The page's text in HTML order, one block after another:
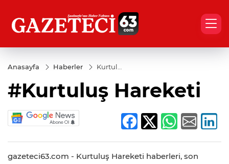
Anasayfa Haberler
Kurtuluş
#Kurtuluş Hareketi
gazeteci63.com - Kurtuluş Hareketi haberleri, son